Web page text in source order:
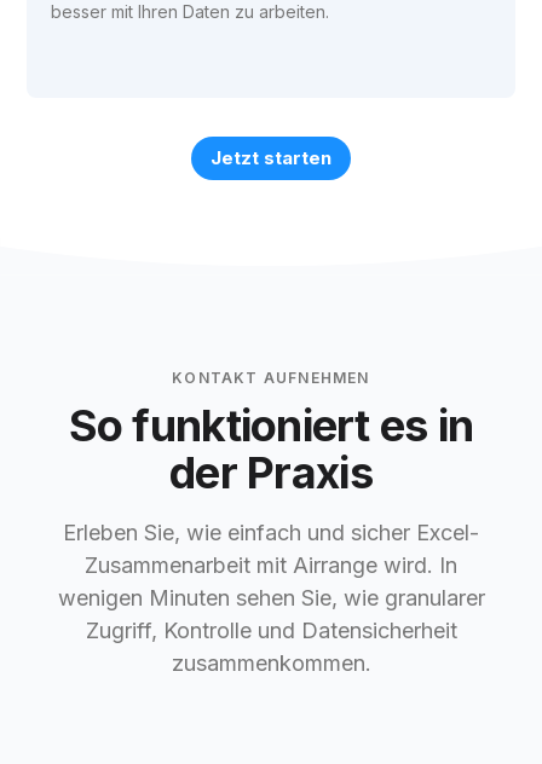
besser mit Ihren Daten zu arbeiten.
Jetzt starten
KONTAKT AUFNEHMEN
So funktioniert es in
der Praxis
Erleben Sie, wie einfach und sicher Excel-
Zusammenarbeit mit Airrange wird. In
wenigen Minuten sehen Sie, wie granularer
Zugriff, Kontrolle und Datensicherheit
zusammenkommen.